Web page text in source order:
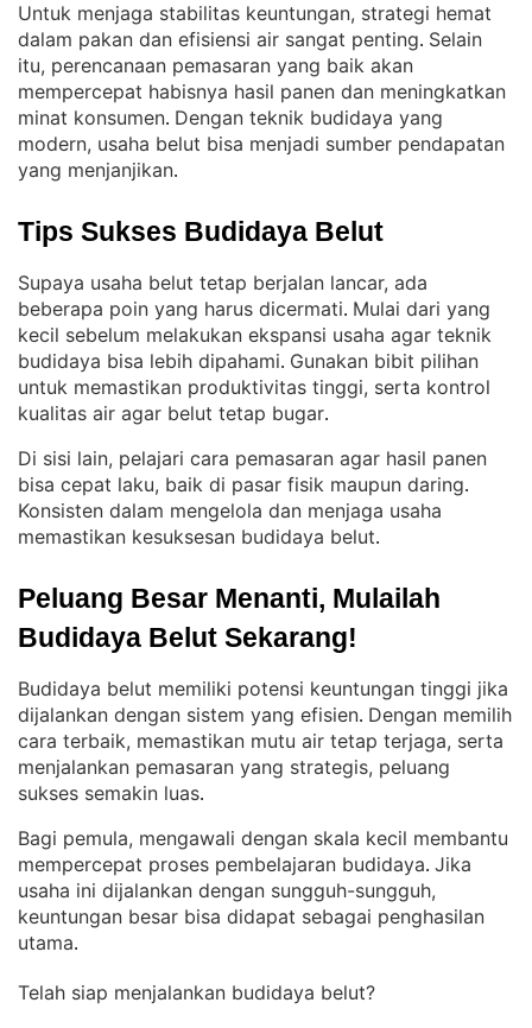
Untuk menjaga stabilitas keuntungan, strategi hemat
dalam pakan dan efisiensi air sangat penting. Selain
itu, perencanaan pemasaran yang baik akan
mempercepat habisnya hasil panen dan meningkatkan
minat konsumen. Dengan teknik budidaya yang
modern, usaha belut bisa menjadi sumber pendapatan
yang menjanjikan.
Tips Sukses Budidaya Belut
Supaya usaha belut tetap berjalan lancar, ada
beberapa poin yang harus dicermati. Mulai dari yang
kecil sebelum melakukan ekspansi usaha agar teknik
budidaya bisa lebih dipahami. Gunakan bibit pilihan
untuk memastikan produktivitas tinggi, serta kontrol
kualitas air agar belut tetap bugar.
Di sisi lain, pelajari cara pemasaran agar hasil panen
bisa cepat laku, baik di pasar fisik maupun daring
Konsisten dalam mengelola dan menjaga usaha
memastikan kesuksesan budidaya belut.
Peluang Besar Menanti, Mulailah
Budidaya Belut Sekarang!
Budidaya belut memiliki potensi keuntungan tinggi jika
dijalankan dengan sistem yang efisien. Dengan memilih
cara terbaik, memastikan mutu air tetap terjaga, serta
menjalankan pemasaran yang strategis, peluang
sukses semakin luas.
Bagi pemula, mengawali dengan skala kecil membantu
mempercepat proses pembelajaran budidaya. Jika
usaha ini dijalankan dengan sungguh-sungguh,
keuntungan besar bisa didapat sebagai penghasilan
utama.
Telah siap menjalankan budidaya belut?